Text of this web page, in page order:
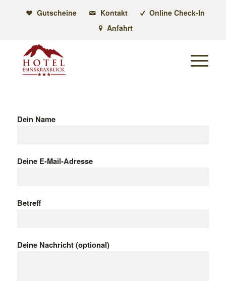
Gutscheine Kontakt
Online Check-In
Anfahrt
Dein Name
Deine E-Mail-Adresse
Betreff
Deine Nachricht (optional)